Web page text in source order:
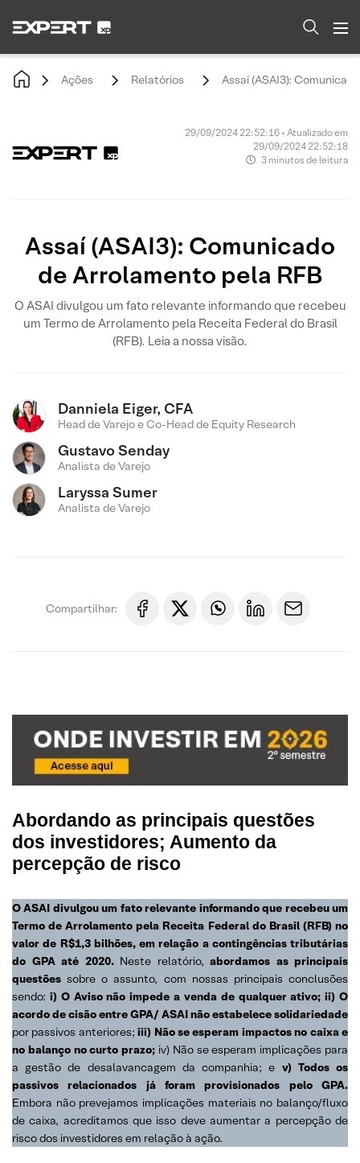
Ações Relatórios Assaí (ASAI3):
29/09/2024 22:52:16 • Atualizado em
29/09/2024 22:52:18
3 minutos de leitura
Assaí (ASAI3): Comunicado
de Arrolamento pela RFB
O ASAI divulgou um fato relevante informando que recebeu
um Termo de Arrolamento pela Receita Federal do Brasil
(RFB). Leia a nossa visão.
Danniela Eiger, CFA
Head de Varejo e Co-Head de Equity Research
Gustavo Senday
Analista de Varejo
Laryssa Sumer
Analista de Varejo
Compartilhar:
Abordando as principais questões
dos investidores; Aumento da
percepção de risco
O ASAI divulgou um fato relevante informando que recebeu um
Termo de Arrolamento pela Receita Federal do Brasil (RFB) no
valor de R$1,3 bilhões, em relação a contingências tributárias
do GPA até 2020. Neste relatório, abordamos as principais
questõessobre o assunto, com nossas principais conclusões
sendo: i) O Aviso não impede a venda de qualquer ativo; ii) O
acordo de cisão entre GPA/ ASAI não estabelece solidariedade
por passivos anteriores;iii) Não se esperam impactos no caixa e
no balanço no curto prazo; iv) Não se esperam implicações para
a gestão de desalavancagem da companhia; e v) Todos os
passivos relacionados já foram provisionados pelo GPA.
Embora não prevejamos implicações materiais no balanço/fluxo
de caixa, acreditamos que isso deve aumentar a percepção de
risco dos investidores em relação à ação.